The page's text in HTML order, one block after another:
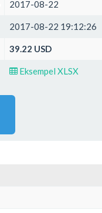
2017-08-22
2017-08-22 19:12:26
39.22 USD
Eksempel XLSX